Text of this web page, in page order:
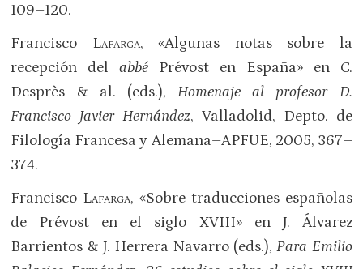
109–120.
Francisco Lafarga, «Algunas notas sobre la
recepción delabbé Prévost en España» en C.
Desprès & al. (eds.),Homenaje al profesor D.
Francisco Javier Hernández, Valladolid, Depto. de
Filología Francesa y Alemana–APFUE, 2005, 367–
374.
Francisco Lafarga, «Sobre traducciones españolas
de Prévost en el siglo XVIII» en J. Álvarez
Barrientos & J. Herrera Navarro (eds.),Para Emilio